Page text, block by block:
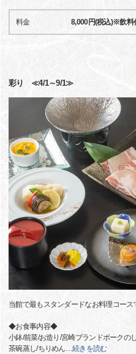
料金 8,000円(税込)※飲料
彩り ≪4/1～9/1≫
当館で最もスタンダードなお料理コース
◆お食事内容◆
小鉢/前菜/お造り/宮崎ブランドポークの
茶碗蒸し/ちりめん…続きを読む